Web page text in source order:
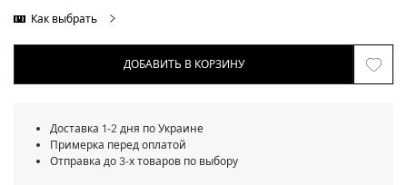
Как выбрать
ДОБАВИТЬ В КОРЗИНУ
Доставка 1-2 дня по Украине
Примерка перед оплатой
Отправка до 3-х товаров по выбору